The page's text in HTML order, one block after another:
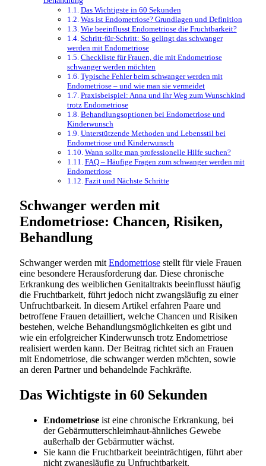
Das Wichtigste in 60 Sekunden
Was ist Endometriose? Grundlagen und Definition
Wie beeinflusst Endometriose die Fruchtbarkeit?
Schritt-für-Schritt: So gelingt das schwanger
werden mit Endometriose
Checkliste für Frauen, die mit Endometriose
schwanger werden möchten
Typische Fehler beim schwanger werden mit
Endometriose – und wie man sie vermeidet
Praxisbeispiel: Anna und ihr Weg zum Wunschkind
trotz Endometriose
Behandlungsoptionen bei Endometriose und
Kinderwunsch
Unterstützende Methoden und Lebensstil bei
Endometriose und Kinderwunsch
Wann sollte man professionelle Hilfe suchen?
FAQ – Häufige Fragen zum schwanger werden mit
Endometriose
Fazit und Nächste Schritte
Schwanger werden mit
Endometriose: Chancen, Risiken,
Behandlung
Schwanger werden mit Endometriose stellt für viele Frauen
eine besondere Herausforderung dar. Diese chronische
Erkrankung des weiblichen Genitaltrakts beeinflusst häufig
die Fruchtbarkeit, führt jedoch nicht zwangsläufig zu einer
Unfruchtbarkeit. In diesem Artikel erfahren Paare und
betroffene Frauen detailliert, welche Chancen und Risiken
bestehen, welche Behandlungsmöglichkeiten es gibt und
wie ein erfolgreicher Kinderwunsch trotz Endometriose
realisiert werden kann. Der Beitrag richtet sich an Frauen
mit Endometriose, die schwanger werden möchten, sowie
an deren Partner und behandelnde Fachkräfte.
Das Wichtigste in 60 Sekunden
Endometriose ist eine chronische Erkrankung, bei
der Gebärmutterschleimhaut-ähnliches Gewebe
außerhalb der Gebärmutter wächst.
Sie kann die Fruchtbarkeit beeinträchtigen, führt aber
nicht zwangsläufig zu Unfruchtbarkeit.